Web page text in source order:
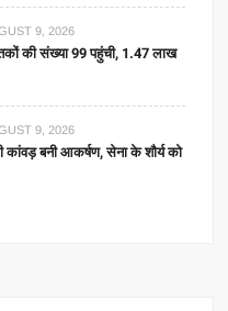
9, 2026
की संख्या 99 पहुंची, 1.47 लाख
9, 2026
कांवड़ बनी आकर्षण, सेना के शौर्य को